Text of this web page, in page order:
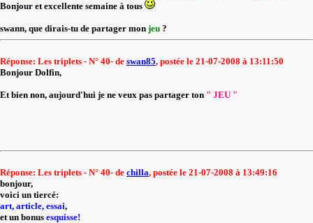
Bonjour et excellente semaine à tous
swann, que dirais-tu de partager mon jeu ?
Réponse: Les triplets - N° 40- de swan85, postée le 21-07-2008 à 13:11:50
Bonjour Dolfin,
Et bien non, aujourd'hui je ne veux pas partager ton " JEU "
Réponse: Les triplets - N° 40- de chilla, postée le 21-07-2008 à 13:49:16
bonjour,
voici un tiercé:
art, article, essai,
et un bonus esquisse!